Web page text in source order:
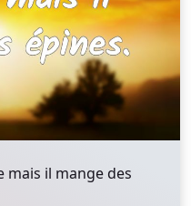
mais il mange des